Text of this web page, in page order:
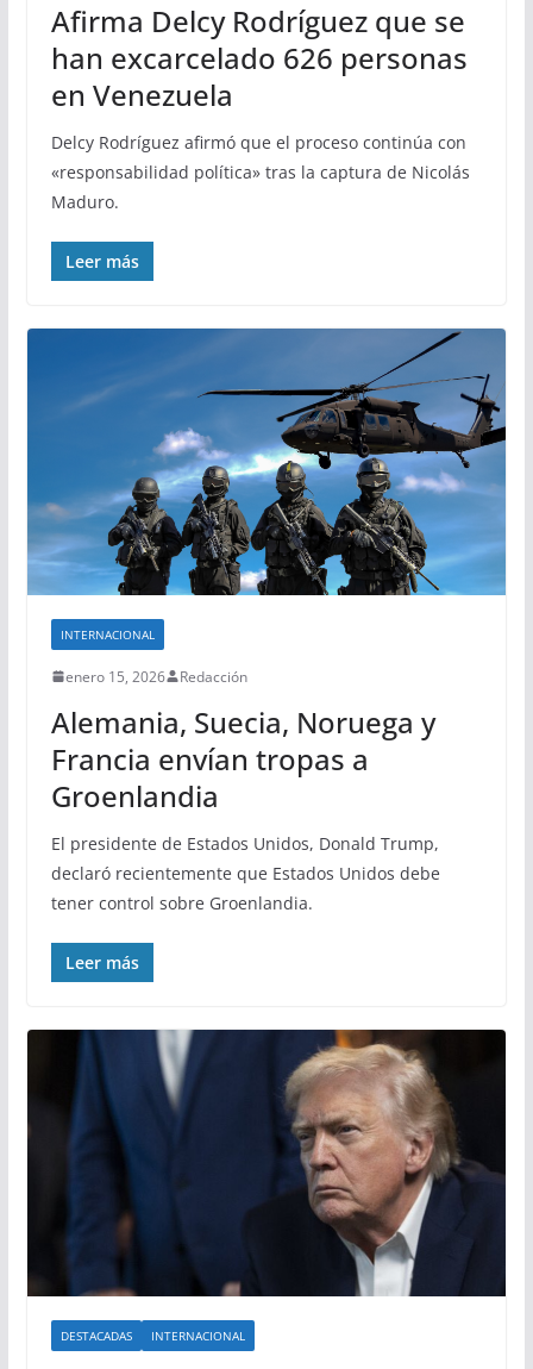
Afirma Delcy Rodríguez que se
han excarcelado 626 personas
en Venezuela
Delcy Rodríguez afirmó que el proceso continúa con
«responsabilidad política» tras la captura de Nicolás
Maduro.
Leer más
INTERNACIONAL
enero 15, 2026 Redacción
Alemania, Suecia, Noruega y
Francia envían tropas a
Groenlandia
El presidente de Estados Unidos, Donald Trump,
declaró recientemente que Estados Unidos debe
tener control sobre Groenlandia.
Leer más
DESTACADAS INTERNACIONAL